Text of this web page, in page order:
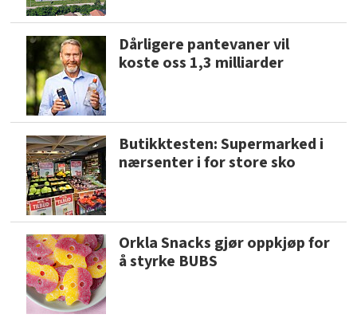
Dårligere pantevaner vil
koste oss 1,3 milliarder
Butikktesten: Supermarked i
nærsenter i for store sko
Orkla Snacks gjør oppkjøp for
å styrke BUBS